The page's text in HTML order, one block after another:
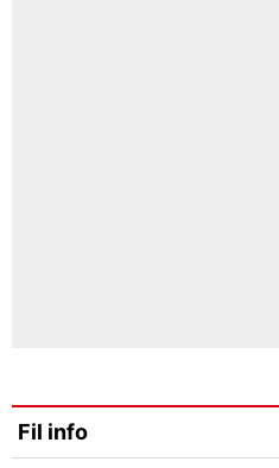
Fil info